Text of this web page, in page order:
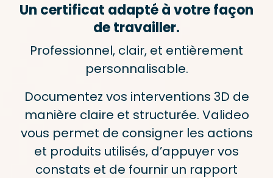
Un certificat adapté à votre façon
de travailler.
Professionnel, clair, et entièrement
personnalisable.
Documentez vos interventions 3D de
manière claire et structurée. Valideo
vous permet de consigner les actions
et produits utilisés, d’appuyer vos
constats et de fournir un rapport